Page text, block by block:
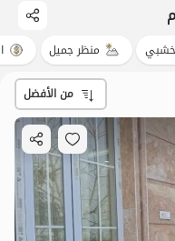
منظر جميل
من الأفضل